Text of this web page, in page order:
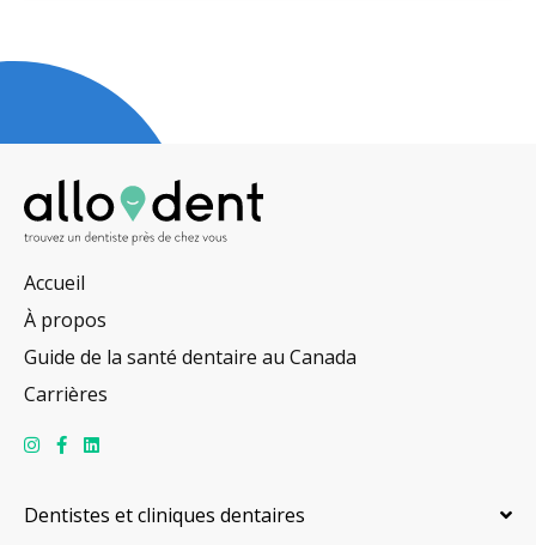
Accueil
À propos
Guide de la santé dentaire au Canada
Carrières
Dentistes et cliniques dentaires